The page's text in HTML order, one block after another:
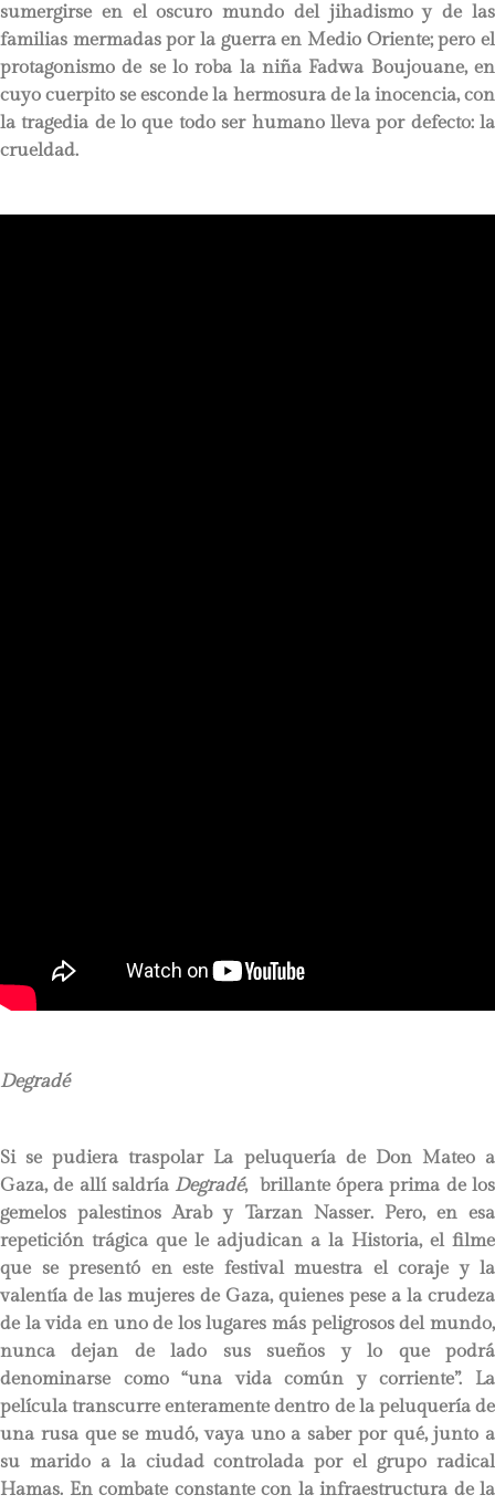
sumergirse en el oscuro mundo del jihadismo y de las
familias mermadas por la guerra en Medio Oriente; pero el
protagonismo de se lo roba la niña Fadwa Boujouane, en
cuyo cuerpito se esconde la hermosura de la inocencia, con
la tragedia de lo que todo ser humano lleva por defecto: la
crueldad.
Degradé
Si se pudiera traspolar La peluquería de Don Mateo a
Gaza, de allí saldría Degradé, brillante ópera prima de los
gemelos palestinos Arab y Tarzan Nasser. Pero, en esa
repetición trágica que le adjudican a la Historia, el filme
que se presentó en este festival muestra el coraje y la
valentía de las mujeres de Gaza, quienes pese a la crudeza
de la vida en uno de los lugares más peligrosos del mundo,
nunca dejan de lado sus sueños y lo que podrá
denominarse como “una vida común y corriente”. La
película transcurre enteramente dentro de la peluquería de
una rusa que se mudó, vaya uno a saber por qué, junto a
su marido a la ciudad controlada por el grupo radical
Hamas. En combate constante con la infraestructura de la